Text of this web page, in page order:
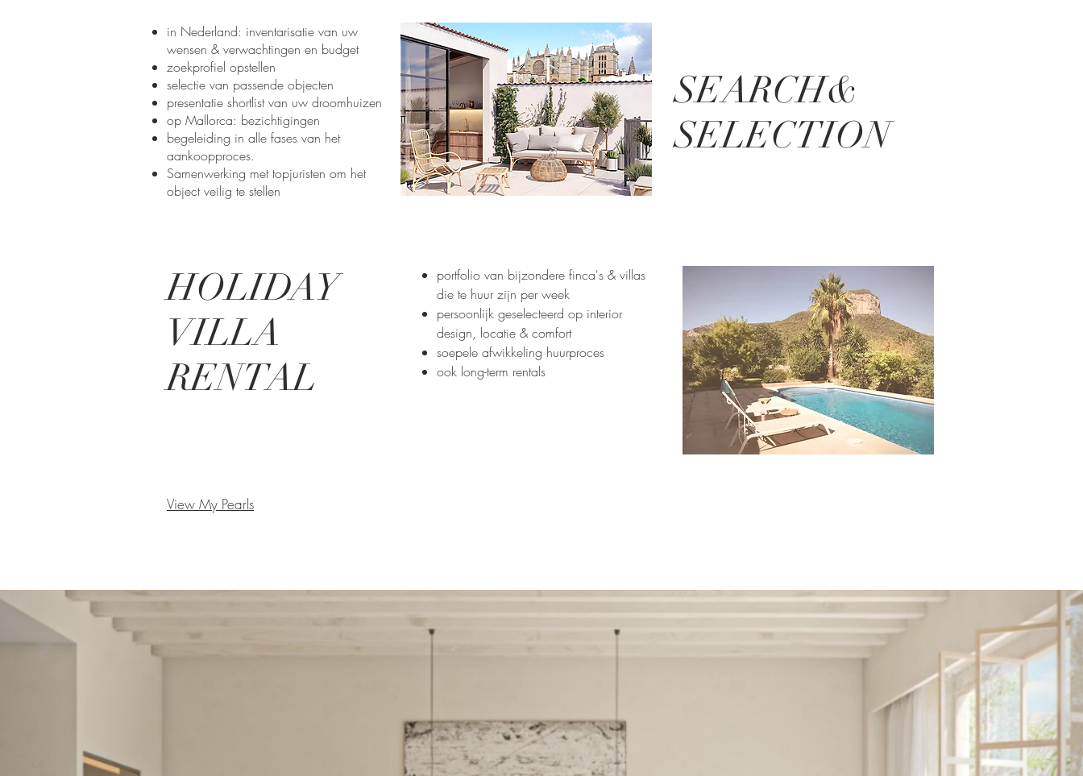
in Nederland: inventarisatie van uw
wensen & verwachtingen​ en budget
zoekprofiel opstellen
selectie van passende objecten
presentatie shortlist van uw droomhuizen
op Mallorca: bezichtigingen
begeleiding in alle fases van het
aankoopproces.
Samenwerking met topjuristen om het
object veilig te stellen
SEARCH&
SELECTION
HOLIDAY
VILLA
RENTAL
portfolio van bijzondere finca's & villas
die te huur zijn per week
persoonlijk geselecteerd op interior
design, locatie & comfort
soepele afwikkeling huurproces
ook long-term rentals
View My Pearls